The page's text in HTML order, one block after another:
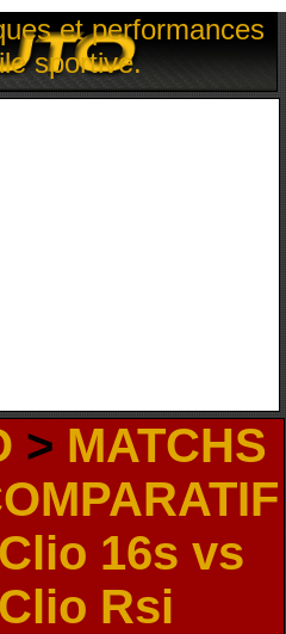
et performances
sportive.
> MATCHS
16s vs
Rsi